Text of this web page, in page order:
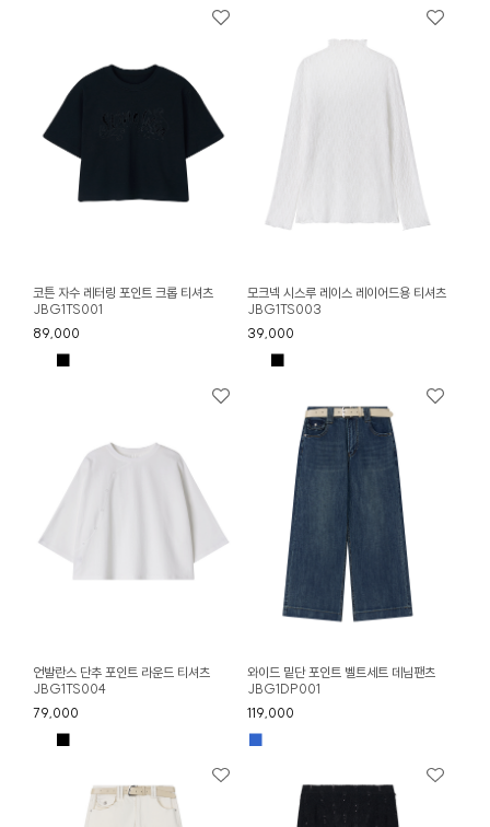
코튼 자수 레터링 포인트 크롭 티셔츠
JBG1TS001
89,000
■
모크넥 시스루 레이스 레이어드용 티셔츠
JBG1TS003
39,000
■
언발란스 단추 포인트 라운드 티셔츠
JBG1TS004
79,000
■
와이드 밑단 포인트 벨트세트 데님팬츠
JBG1DP001
119,000
■